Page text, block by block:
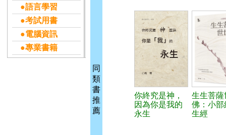
●語言學習
●考試用書
●電腦資訊
●專業書籍
同
類
書
推
薦
你終究是神，
因為你是我的
永生
生生菩薩
佛：小部
生經